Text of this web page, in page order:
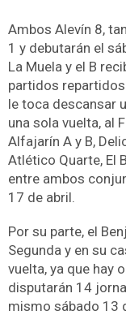
Ambos Alevín 8,
1 y debutarán el
La Muela y el B
partidos
le toca descansar
una sola vuelta, al
Alfajarín A y B,
Atlético Quarte, El
entre ambos
17 de abril.
Por su parte, el
Segunda y en su
vuelta, ya que hay
disputarán 14
mismo sábado 13